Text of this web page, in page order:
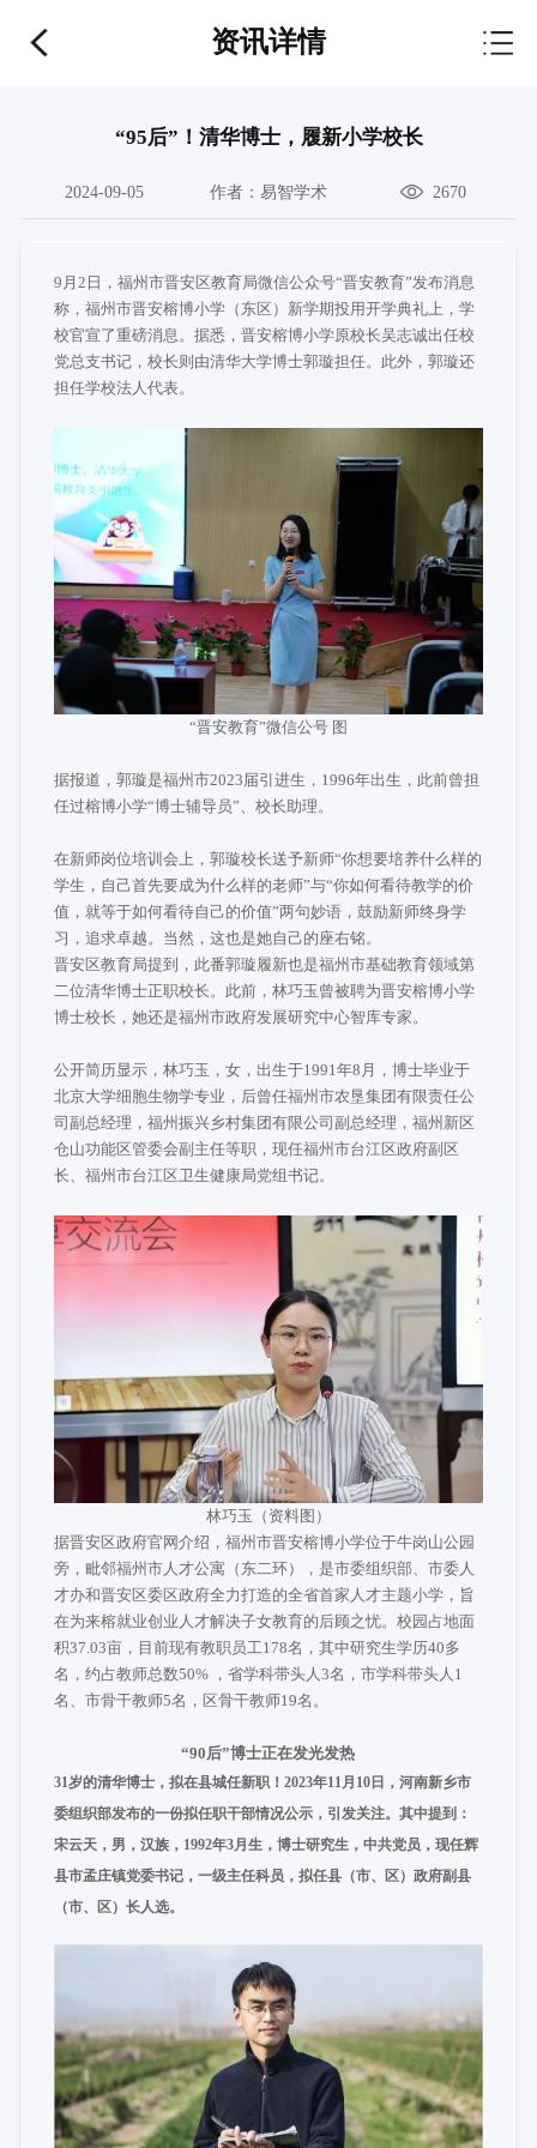
资讯详情
“95后”！清华博士，履新小学校长
2024-09-05 作者： 易智学术 2670
9月2日，福州市晋安区教育局微信公众号“晋安教育”发布消息
称，福州市晋安榕博小学（东区）新学期投用开学典礼上，学
校官宣了重磅消息。据悉，晋安榕博小学原校长吴志诚出任校
党总支书记，校长则由清华大学博士郭璇担任。此外，郭璇还
担任学校法人代表。
“晋安教育”微信公号 图
据报道，郭璇是福州市2023届引进生，1996年出生，此前曾担
任过榕博小学“博士辅导员”、校长助理。
在新师岗位培训会上，郭璇校长送予新师“你想要培养什么样的
学生，自己首先要成为什么样的老师”与“你如何看待教学的价
值，就等于如何看待自己的价值”两句妙语，鼓励新师终身学
习，追求卓越。当然，这也是她自己的座右铭。
晋安区教育局提到，此番郭璇履新也是福州市基础教育领域第
二位清华博士正职校长。此前，林巧玉曾被聘为晋安榕博小学
博士校长，她还是福州市政府发展研究中心智库专家。
公开简历显示，林巧玉，女，出生于1991年8月，博士毕业于
北京大学细胞生物学专业，后曾任福州市农垦集团有限责任公
司副总经理，福州振兴乡村集团有限公司副总经理，福州新区
仓山功能区管委会副主任等职，现任福州市台江区政府副区
长、福州市台江区卫生健康局党组书记。
林巧玉（资料图）
据晋安区政府官网介绍，福州市晋安榕博小学位于牛岗山公园
旁，毗邻福州市人才公寓（东二环），是市委组织部、市委人
才办和晋安区委区政府全力打造的全省首家人才主题小学，旨
在为来榕就业创业人才解决子女教育的后顾之忧。校园占地面
积37.03亩，目前现有教职员工178名，其中研究生学历40多
名，约占教师总数50% ，省学科带头人3名，市学科带头人1
名、市骨干教师5名，区骨干教师19名。
“90后”博士正在发光发热
31岁的清华博士，拟在县城任新职！2023年11月10日，河南新乡市
委组织部发布的一份拟任职干部情况公示，引发关注。其中提到：
宋云天，男，汉族，1992年3月生，博士研究生，中共党员，现任辉
县市孟庄镇党委书记，一级主任科员，拟任县（市、区）政府副县
（市、区）长人选。